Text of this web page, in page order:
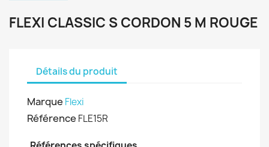
FLEXI CLASSIC S CORDON 5 M ROUGE
Détails du produit
Marque Flexi
Référence FLE15R